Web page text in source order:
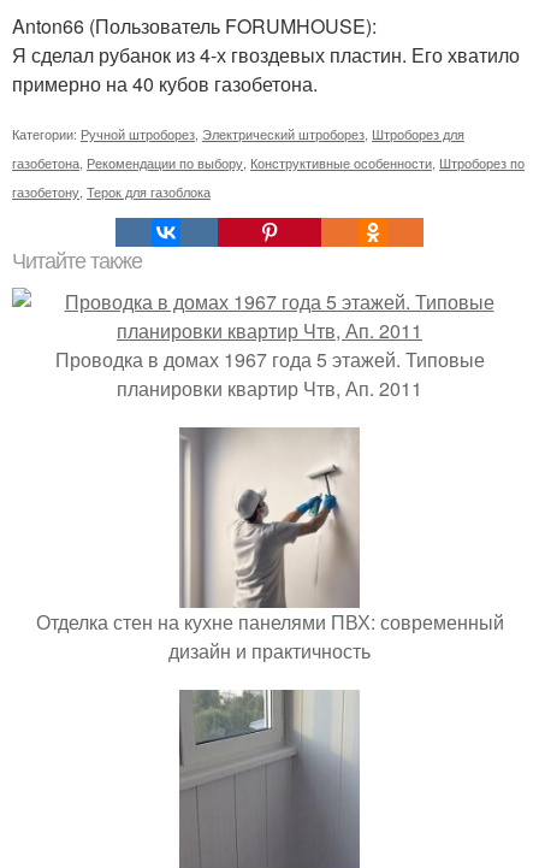
Anton66 (Пользователь FORUMHOUSE):
Я сделал рубанок из 4-х гвоздевых пластин. Его хватило
примерно на 40 кубов газобетона.
Категории: Ручной штроборез Электрический штроборез Штроборез для
газобетона Рекомендации по выбору Конструктивные особенности Штроборез по
газобетону Терок для газоблока
Читайте также
Проводка в домах 1967 года 5 этажей. Типовые
планировки квартир Чтв, Ап. 2011
Отделка стен на кухне панелями ПВХ: современный
дизайн и практичность